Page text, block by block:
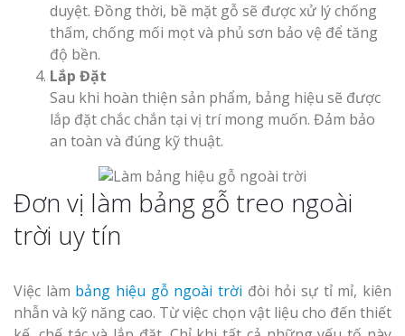
duyệt. Đồng thời, bề mặt gỗ sẽ được xử lý chống
thấm, chống mối mọt và phủ sơn bảo vệ để tăng
độ bền.
Lắp Đặt
Sau khi hoàn thiện sản phẩm, bảng hiệu sẽ được
lắp đặt chắc chắn tại vị trí mong muốn. Đảm bảo
an toàn và đúng kỹ thuật.
Đơn vị làm bảng gỗ treo ngoài
trời uy tín
Việc làm bảng hiệu gỗ ngoài trời đòi hỏi sự tỉ mỉ, kiên
nhẫn và kỹ năng cao. Từ việc chọn vật liệu cho đến thiết